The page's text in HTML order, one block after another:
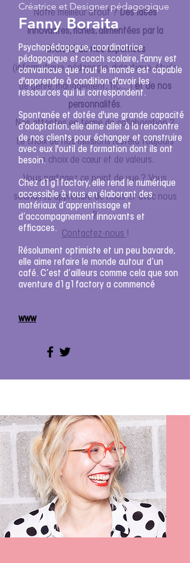
Notre meilleur atout ? Des idées
innovantes, riches, alimentées par la
diversité de nos expertises
(informatique, pédagogie, didactique, étude
de genre, management, TIC…)et de nos
personnalités.
Nos attentes en terme de collaboration ?
Le choix de nos missions restera toujours
un choix de cœur et de valeurs.
Vous partagez ce point de vue ?Vous
souhaitez apprendre de nous et avec nous
?
Contactez-nous !
Créatrice et Designer pédagogique
Fanny Boraita
Psychopédagogue, coordinatrice
pédagogique et coach scolaire, Fanny est
convaincue que tout le monde est capable
d'apprendre à condition d'avoir les
ressources qui lui correspondent.
Spontanée et dotée d'une grande capacité
d'adaptation, elle aime aller à la rencontre
de nos clients pour échanger et construire
avec eux l'outil de formation dont ils ont
besoin.
Chez d1g1factory, elle rend le numérique
accessible à tous en élaborant des
matériaux d’apprentissage et
d’accompagnement innovants et
efficaces.
Résolument optimiste et un peu bavarde,
elle aime refaire le monde autour d’un
café. C’est d’ailleurs comme cela que son
aventure d1g1factory a commencé
www